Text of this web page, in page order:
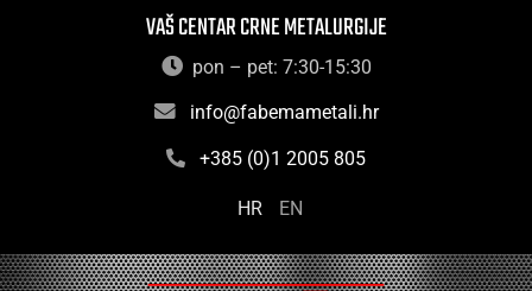
VAŠ CENTAR CRNE METALURGIJE
pon – pet: 7:30-15:30
info@fabemametali.hr
+385 (0)1 2005 805
HR EN